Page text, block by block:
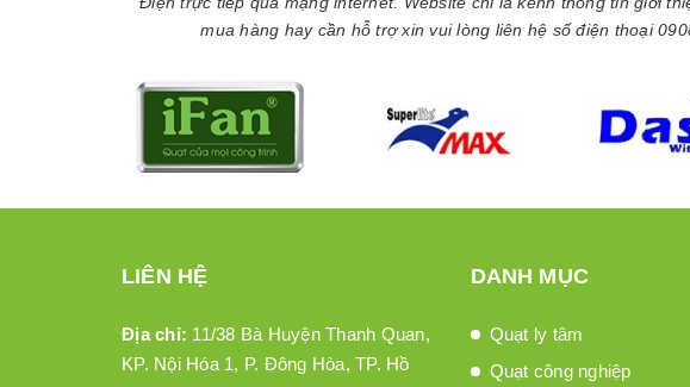
mua hàng hay cần hỗ trợ xin vui lòng liên hệ số điện thoại
LIÊN HỆ
Địa chỉ: 11/38 Bà Huyện Thanh Quan,
KP. Nội Hóa 1, P. Đông Hòa, TP. Hồ
DANH MỤC
Quạt ly tâm
Quạt công nghiệp